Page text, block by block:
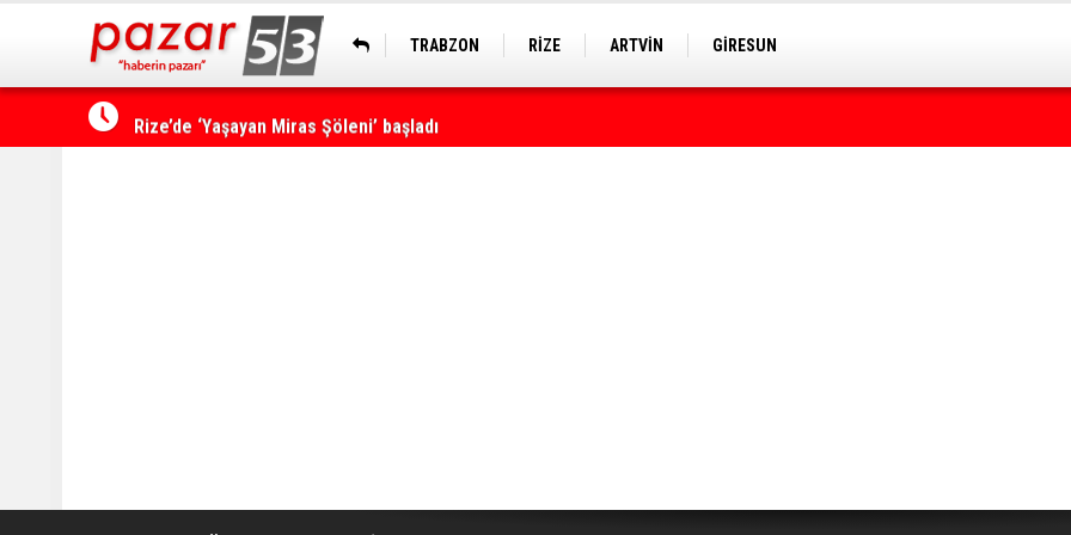
TRABZON RİZE ARTVİN GİRESUN
Rize’de ‘Yaşayan Miras Şöleni’ başladı